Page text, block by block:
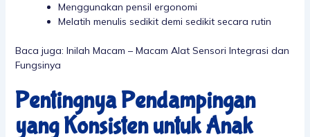
Menggunakan pensil ergonomi
Melatih menulis sedikit demi sedikit secara rutin
Baca juga: Inilah Macam – Macam Alat Sensori Integrasi dan
Fungsinya
Pentingnya Pendampingan
yang Konsisten untuk Anak